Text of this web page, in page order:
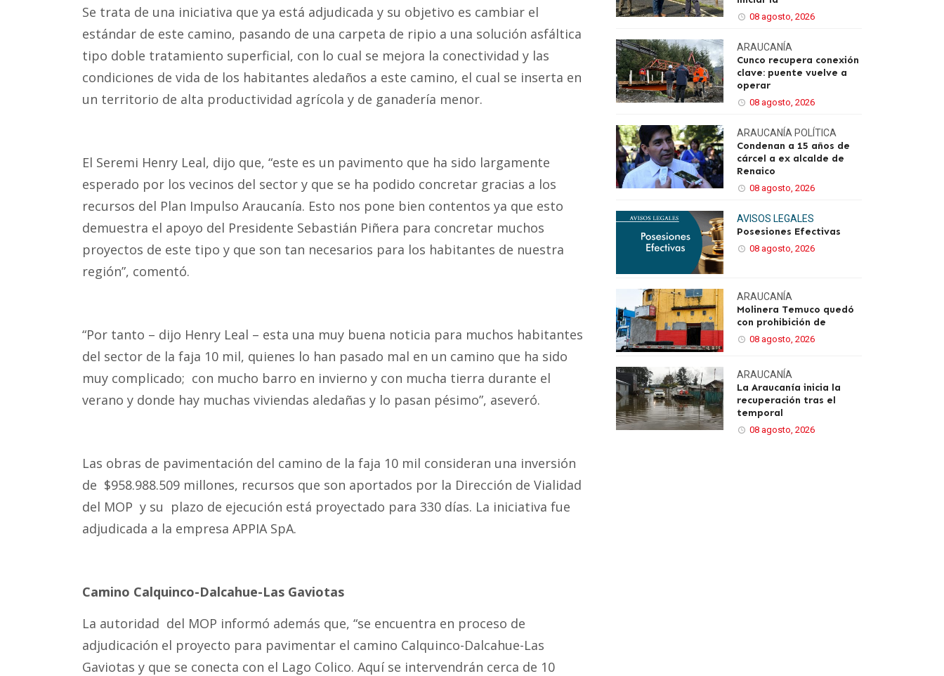
Se trata de una iniciativa que ya está adjudicada y su objetivo es cambiar el
estándar de este camino, pasando de una carpeta de ripio a una solución asfáltica
tipo doble tratamiento superficial, con lo cual se mejora la conectividad y las
condiciones de vida de los habitantes aledaños a este camino, el cual se inserta en
un territorio de alta productividad agrícola y de ganadería menor.
El Seremi Henry Leal, dijo que, “este es un pavimento que ha sido largamente
esperado por los vecinos del sector y que se ha podido concretar gracias a los
recursos del Plan Impulso Araucanía. Esto nos pone bien contentos ya que esto
demuestra el apoyo del Presidente Sebastián Piñera para concretar muchos
proyectos de este tipo y que son tan necesarios para los habitantes de nuestra
región”, comentó.
“Por tanto – dijo Henry Leal – esta una muy buena noticia para muchos habitantes
del sector de la faja 10 mil, quienes lo han pasado mal en un camino que ha sido
muy complicado; con mucho barro en invierno y con mucha tierra durante el
verano y donde hay muchas viviendas aledañas y lo pasan pésimo”, aseveró.
Las obras de pavimentación del camino de la faja 10 mil consideran una inversión
de $958.988.509 millones, recursos que son aportados por la Dirección de Vialidad
del MOP y su plazo de ejecución está proyectado para 330 días. La iniciativa fue
adjudicada a la empresa APPIA SpA.
Camino Calquinco-Dalcahue-Las Gaviotas
La autoridad del MOP informó además que, “se encuentra en proceso de
adjudicación el proyecto para pavimentar el camino Calquinco-Dalcahue-Las
Gaviotas y que se conecta con el Lago Colico. Aquí se intervendrán cerca de 10
08 agosto, 2026
ARAUCANÍA
Cunco recupera conexión
clave: puente vuelve a
operar
08 agosto, 2026
ARAUCANÍA POLÍTICA
Condenan a 15 años de
cárcel a ex alcalde de
Renaico
08 agosto, 2026
AVISOS LEGALES
Posesiones Efectivas
08 agosto, 2026
ARAUCANÍA
Molinera Temuco quedó
con prohibición de
08 agosto, 2026
ARAUCANÍA
La Araucanía inicia la
recuperación tras el
temporal
08 agosto, 2026